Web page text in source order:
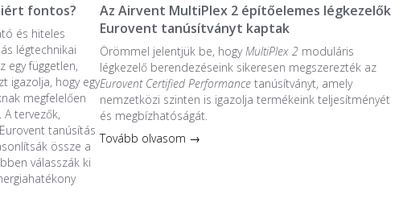
fontos?
és hiteles
légtechnikai
egy független,
igazolja, hogy egy
megfelelően
tervezők,
tanúsítás
össze a
válasszák ki
Az Airvent MultiPlex 2 építőelemes légkezelők
Eurovent tanúsítványt kaptak
Örömmel jelentjük be, hogyMultiPlex 2moduláris
légkezelő berendezéseink sikeresen megszerezték az
Eurovent Certified Performancetanúsítványt, amely
nemzetközi szinten is igazolja termékeink teljesítményét
és megbízhatóságát.
Tovább olvasom →